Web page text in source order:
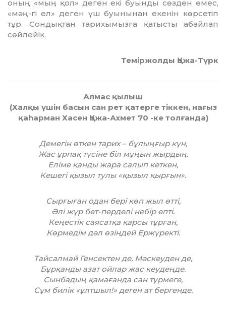
оның «мың қол» деген екі буынды сөзден емес,
«мәң-гі ел» деген үш буынынан екенін көрсетіп
тұр. Сондықтан тарихымызға қатысты абайлап
сөйлейік.
Теміржолды Қожа-Түрк
Алмас қылыш
(Халқы үшін басын сан рет қатерге тіккен, нағыз
қаһарман Хасен Қожа-Ахмет 70 -ке толғанда)
Демегін өткен тарих – бұлыңғыр күн,
Жас ұрпақ түсіне біл мұңын жырдың.
Еліме қанды жара салып кеткен,
Кешегі қызыл тулы «қызыл қырғын».
Сырғыған одан бері көп жыл өтті,
Әлі жүр бет-перделі небір епті.
Кеңестік саясатқа қарсы тұрған,
Көрмедім дәл өзіңдей Ержүректі.
Тайсалмай Генсектен де, Мәскеуден де,
Бұрқанды азат ойлар жас кеудеңде.
Сынбадың қамағанда сан түрмеге,
Сұм билік «ұлтшыл!» деген ат бергенде.